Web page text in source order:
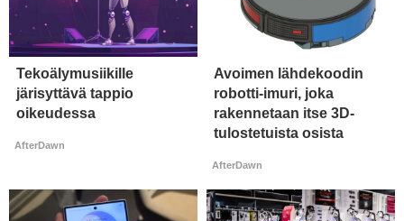
Tekoälymusiikille
järisyttävä tappio
oikeudessa
AfterDawn
Avoimen lähdekoodin
robotti-imuri, joka
rakennetaan itse 3D-
tulostetuista osista
AfterDawn